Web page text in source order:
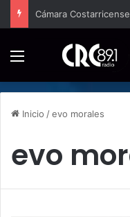
Inicio /evo morales
evo